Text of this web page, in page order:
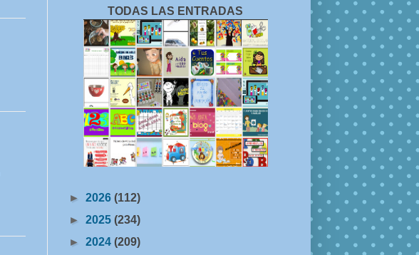
TODAS LAS ENTRADAS
► 2026 (112)
► 2025 (234)
► 2024 (209)